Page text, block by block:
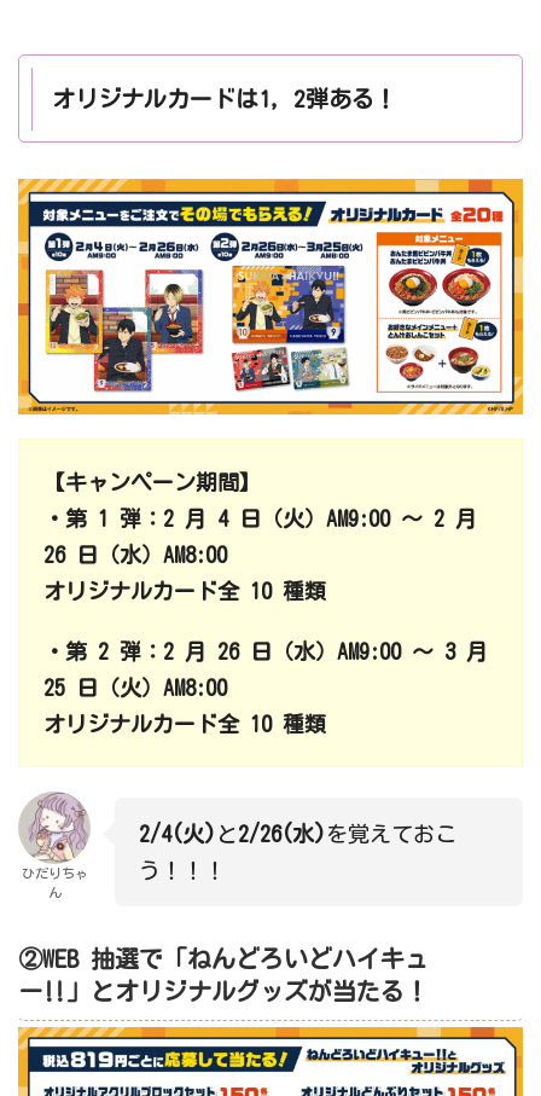
オリジナルカードは1，2弾ある！
【キャンペーン期間】
・第 1 弾：2 月 4 日（火）AM9:00 ～ 2 月
26 日（水）AM8:00
オリジナルカード全 10 種類
・第 2 弾：2 月 26 日（水）AM9:00 ～ 3 月
25 日（火）AM8:00
オリジナルカード全 10 種類
ひだりちゃ
ん
2/4(火) と2/26(水) を覚えておこ
う！！！
②WEB 抽選で「ねんどろいどハイキュ
ー‼」とオリジナルグッズが当たる！